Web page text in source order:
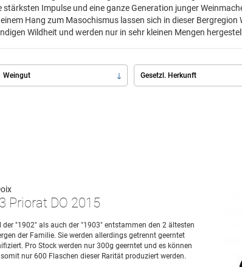
Impulse und eine ganze Generation junger
Hang zum Masochismus lassen sich in dieser
Wildheit und werden nur in sehr kleinen Mengen
Weingut Gesetzl. Herkunft
Priorat DO 2015
der "1902" als auch der "1903" entstammen den 2 ältesten
der Familie. Sie werden allerdings getrennt geerntet
Pro Stock werden nur 300g geerntet und es können
nur 600 Flaschen dieser Rarität produziert werden.